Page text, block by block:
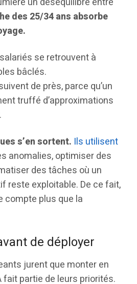
des 25/34 ans absorbe
se retrouvent à
bâclés.
de près, parce qu’un
truffé d’approximations
s’en sortent. Ils utilisent
anomalies, optimiser des
des tâches où un
reste exploitable. De ce fait,
compte plus que la
de déployer
jurent que monter en
fait partie de leurs priorités.